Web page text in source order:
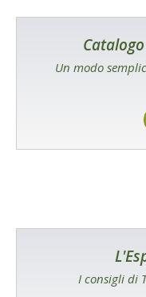
Un modo
I consigli di